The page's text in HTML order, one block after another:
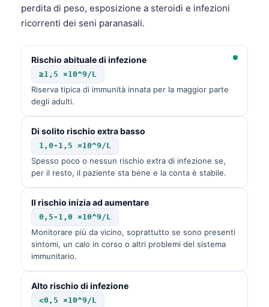
perdita di peso, esposizione a steroidi e infezioni
ricorrenti dei seni paranasali.
Rischio abituale di infezione
≥1,5 ×10^9/L
Riserva tipica di immunità innata per la maggior parte
degli adulti.
Di solito rischio extra basso
1,0-1,5 ×10^9/L
Spesso poco o nessun rischio extra di infezione se,
per il resto, il paziente sta bene e la conta è stabile.
Il rischio inizia ad aumentare
0,5-1,0 ×10^9/L
Monitorare più da vicino, soprattutto se sono presenti
sintomi, un calo in corso o altri problemi del sistema
immunitario.
Alto rischio di infezione
<0,5 ×10^9/L